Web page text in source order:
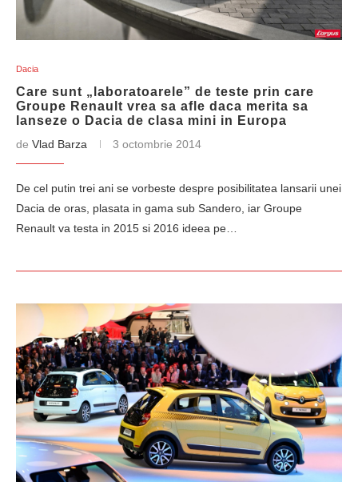
Dacia
Care sunt „laboratoarele” de teste prin care
Groupe Renault vrea sa afle daca merita sa
lanseze o Dacia de clasa mini in Europa
de Vlad Barza 3 octombrie 2014
De cel putin trei ani se vorbeste despre posibilitatea lansarii unei
Dacia de oras, plasata in gama sub Sandero, iar Groupe
Renault va testa in 2015 si 2016 ideea pe…